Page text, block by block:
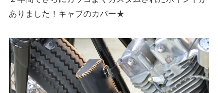
ありました！キャブのカバー★